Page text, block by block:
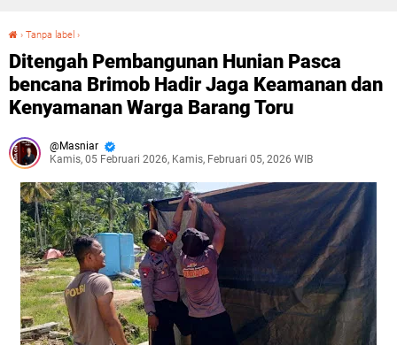
› Tanpa label ›
Ditengah Pembangunan Hunian Pasca
bencana Brimob Hadir Jaga Keamanan dan
Kenyamanan Warga Barang Toru
Masniar
Kamis, 05 Februari 2026, Kamis, Februari 05, 2026 WIB